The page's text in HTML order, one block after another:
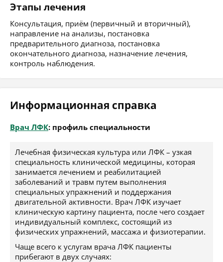
Этапы лечения
Консультация, приём (первичный и вторичный),
направление на анализы, постановка
предварительного диагноза, постановка
окончательного диагноза, назначение лечения,
контроль наблюдения.
Информационная справка
Врач ЛФК: профиль специальности
Лечебная физическая культура или ЛФК – узкая
специальность клинической медицины, которая
занимается лечением и реабилитацией
заболеваний и травм путем выполнения
специальных упражнений и поддержания
двигательной активности. Врач ЛФК изучает
клиническую картину пациента, после чего создает
индивидуальный комплекс, состоящий из
физических упражнений, массажа и физиотерапии.
Чаще всего к услугам врача ЛФК пациенты
прибегают в двух случаях: